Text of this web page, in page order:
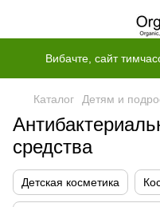
Вибачте, сайт
Каталог Детям и
средства
Детская косметика